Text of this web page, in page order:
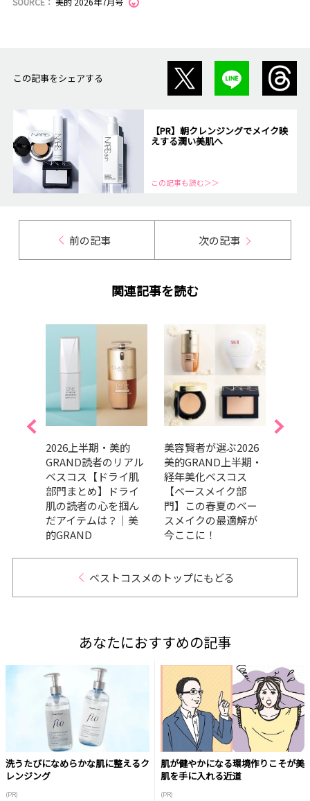
この記事をシェアする
【PR】朝クレンジングでメイク映
えする潤い美肌へ
この記事も読む＞＞
前の記事 次の記事
関連記事を読む
2026上半期・美的
GRAND読者のリアル
ベスコス【ドライ肌
部門まとめ】ドライ
肌の読者の心を掴ん
だアイテムは？｜美
的GRAND
美容賢者が選ぶ2026
美的GRAND上半期・
経年美化ベスコス
【ベースメイク部
門】この春夏のベー
スメイクの最適解が
今ここに！
ベストコスメのトップにもどる
あなたにおすすめの記事
洗うたびになめらかな肌に整えるク
レンジング
(PR)
肌が健やかになる環境作りこそが美
肌を手に入れる近道
(PR)